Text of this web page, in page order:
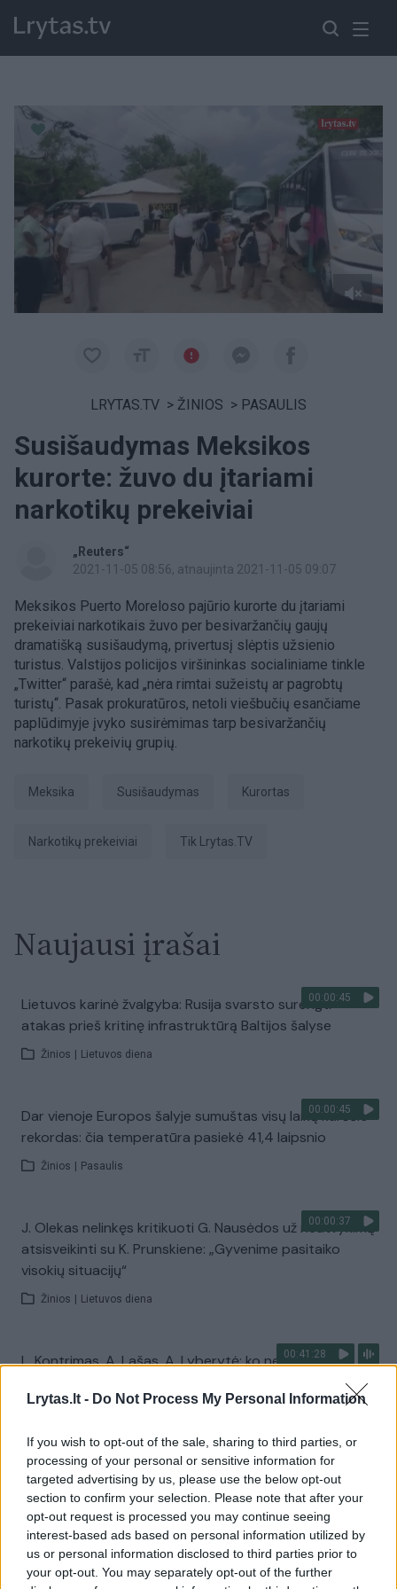
Lrytas.lt - Do Not Process My Personal Information
If you wish to opt-out of the sale, sharing to third parties, or
processing of your personal or sensitive information for
targeted advertising by us, please use the below opt-out
section to confirm your selection. Please note that after your
opt-out request is processed you may continue seeing
interest-based ads based on personal information utilized by
us or personal information disclosed to third parties prior to
your opt-out. You may separately opt-out of the further
Paremkite Ukrainą
LRYTAS.TV > ŽINIOS > PASAULIS
Susišaudymas Meksikos
kurorte: žuvo du įtariami
narkotikų prekeiviai
„Reuters“
2021-11-05 08:56, atnaujinta 2021-11-05 09:07
Meksikos Puerto Moreloso pajūrio kurorte du įtariami
prekeiviai narkotikais žuvo per besivaržančių gaujų
dramatišką susišaudymą, privertusį slėptis užsienio
turistus. Valstijos policijos viršininkas socialiniame tinkle
„Twitter“ parašė, kad „nėra rimtai sužeistų ar pagrobtų
turistų“. Pasak prokuratūros, netoli viešbučių esančiame
paplūdimyje įvyko susirėmimas tarp besivaržančių
narkotikų prekeivių grupių.
Meksika susišaudymas kurortas
narkotikų prekeiviai tik Lrytas.TV
Naujausi įrašai
00:00:45
Lietuvos karinė žvalgyba: Rusija svarsto surengti
atakas prieš kritinę infrastruktūrą Baltijos šalyse
Žinios Lietuvos diena
00:00:45
Dar vienoje Europos šalyje sumuštas visų laikų karščio
rekordas: čia temperatūra pasiekė 41,4 laipsnio
Žinios Pasaulis
00:00:37
J. Olekas nelinkęs kritikuoti G. Nausėdos už neatvykimą
atsisveikinti su K. Prunskiene: „Gyvenime pasitaiko
visokių situacijų“
Žinios Lietuvos diena
00:41:28
L. Kontrimas, A. Lašas, A. Lyberytė: ko nesupranta
Visi įrašai
Žiūrimiausi įrašai